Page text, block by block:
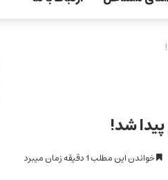
شد!
خواندن این مطلب 1 دقیقه زمان میبرد